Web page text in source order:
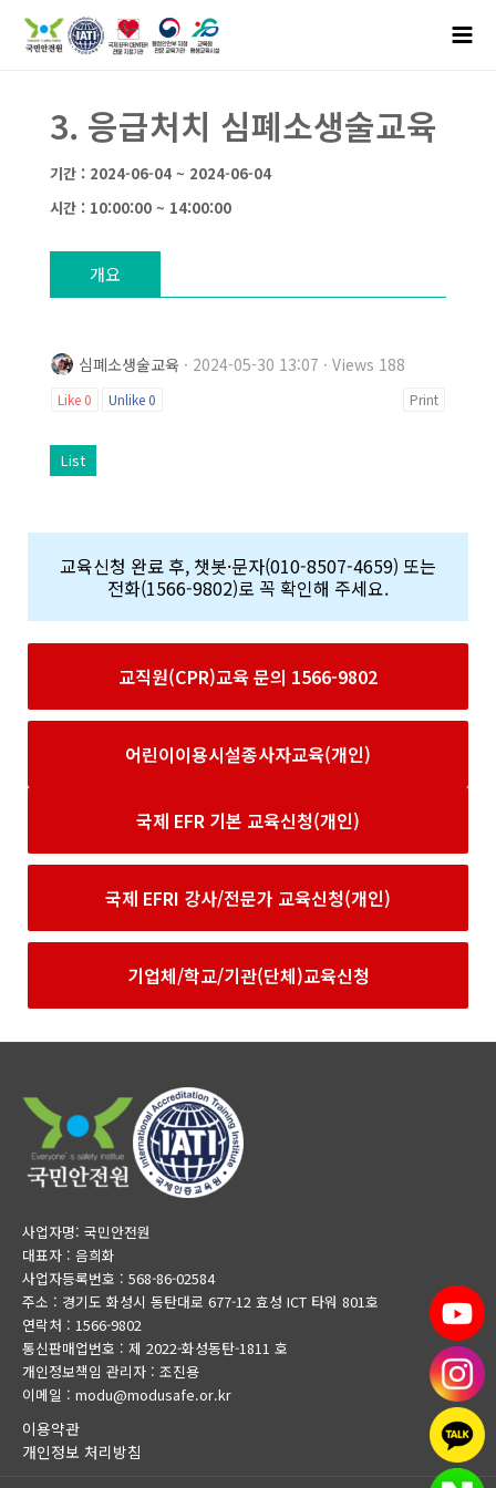
3. 응급처치 심폐소생술교육
기간 : 2024-06-04 ~ 2024-06-04
시간 : 10:00:00 ~ 14:00:00
개요
심폐소생술교육 · 2024-05-30 13:07 · Views 188
Like 0 Unlike0 Print
List
교육신청 완료 후, 챗봇·문자(010-8507-4659) 또는
전화(1566-9802)로 꼭 확인해 주세요.
교직원(CPR)교육 문의 1566-9802
어린이이용시설종사자교육(개인)
국제 EFR 기본 교육신청(개인)
국제 EFRI 강사/전문가 교육신청(개인)
기업체/학교/기관(단체)교육신청
사업자명: 국민안전원
대표자 : 음희화
사업자등록번호 : 568-86-02584
주소 : 경기도 화성시 동탄대로 677-12 효성 ICT 타워 801호
연락처 : 1566-9802
통신판매업번호 : 제 2022-화성동탄-1811 호
개인정보책임 관리자 : 조진용
이메일 : modu@modusafe.or.kr
이용약관
개인정보 처리방침